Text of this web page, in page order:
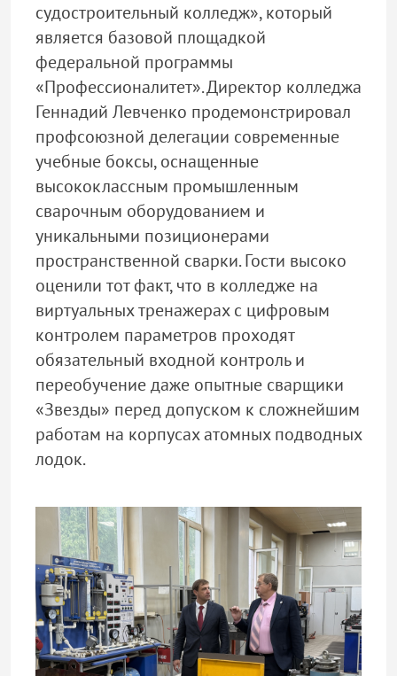
судостроительный колледж», который
является базовой площадкой
федеральной программы
«Профессионалитет». Директор колледжа
Геннадий Левченко продемонстрировал
профсоюзной делегации современные
учебные боксы, оснащенные
высококлассным промышленным
сварочным оборудованием и
уникальными позиционерами
пространственной сварки. Гости высоко
оценили тот факт, что в колледже на
виртуальных тренажерах с цифровым
контролем параметров проходят
обязательный входной контроль и
переобучение даже опытные сварщики
«Звезды» перед допуском к сложнейшим
работам на корпусах атомных подводных
лодок.